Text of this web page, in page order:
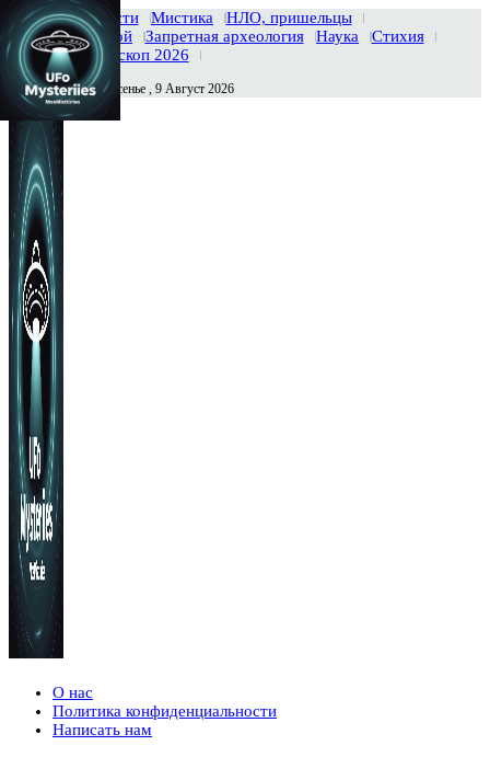
Главная Новости Мистика
НЛО, пришельцы
Тайны вселенной
Запретная археология Наука
Стихия
История
Гороскоп 2026
Сегодня Воскресенье , 9 Август 2026
О нас
Политика конфиденциальности
Написать нам